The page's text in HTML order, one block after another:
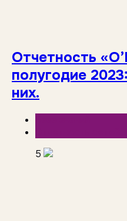
Отчетность
полугодие
них.
5